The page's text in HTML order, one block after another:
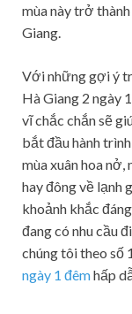
mùa này trở
Giang.
Với những gợi ý
Hà Giang 2 ngày
vĩ chắc chắn sẽ
bắt đầu hành
mùa xuân hoa nở,
hay đông về lạnh
khoảnh khắc
đang có nhu cầu
chúng tôi theo số
ngày 1 đêmhấp